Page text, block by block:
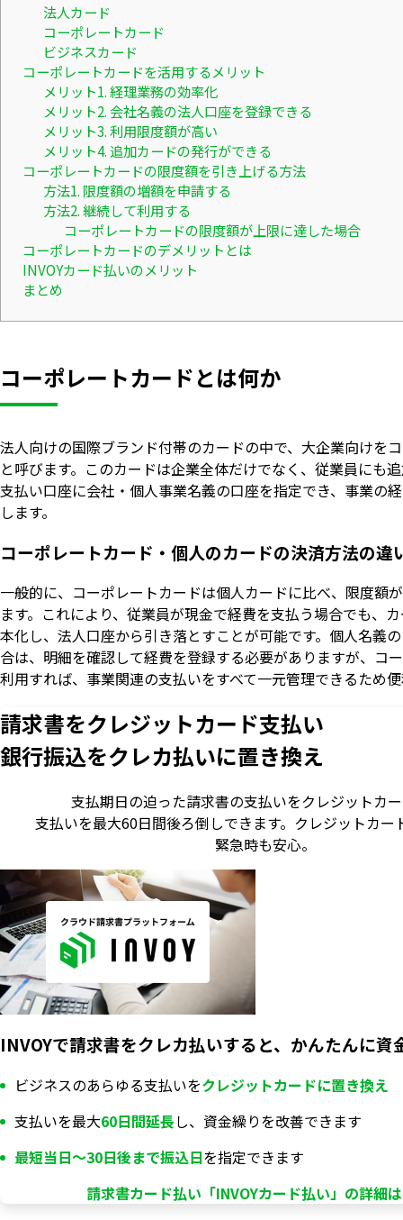
法人カード
コーポレートカード
ビジネスカード
コーポレートカードを活用するメリット
メリット1. 経理業務の効率化
メリット2. 会社名義の法人口座を登録できる
メリット3. 利用限度額が高い
メリット4. 追加カードの発行ができる
コーポレートカードの限度額を引き上げる方法
方法1. 限度額の増額を申請する
方法2. 継続して利用する
コーポレートカードの限度額が上限に達した場合
コーポレートカードのデメリットとは
INVOYカード払いのメリット
まとめ
コーポレートカードとは何か
法人向けの国際ブランド付帯のカードの中で、大企業向けを
と呼びます。このカードは企業全体だけでなく、従業員にも
支払い口座に会社・個人事業名義の口座を指定でき、事業の
します。
コーポレートカード・個人のカードの決済方法の違
一般的に、コーポレートカードは個人カードに比べ、限度額
ます。これにより、従業員が現金で経費を支払う場合でも、
本化し、法人口座から引き落とすことが可能です。個人名義
合は、明細を確認して経費を登録する必要がありますが、コ
利用すれば、事業関連の支払いをすべて一元管理できるため
請求書をクレジットカード支払い
銀行振込をクレカ払いに置き換え
支払期日の迫った請求書の支払いをクレジットカ
支払いを最大60日間後ろ倒しできます。 クレジットカー
緊急時も安心。
INVOYで請求書をクレカ払いすると、かんたんに資
ビジネスのあらゆる支払いをクレジットカードに置き換え
支払いを最大60日間延長し、資金繰りを改善できます
最短当日〜30日後まで振込日を指定できます
請求書カード払い「INVOYカード払い」の詳細